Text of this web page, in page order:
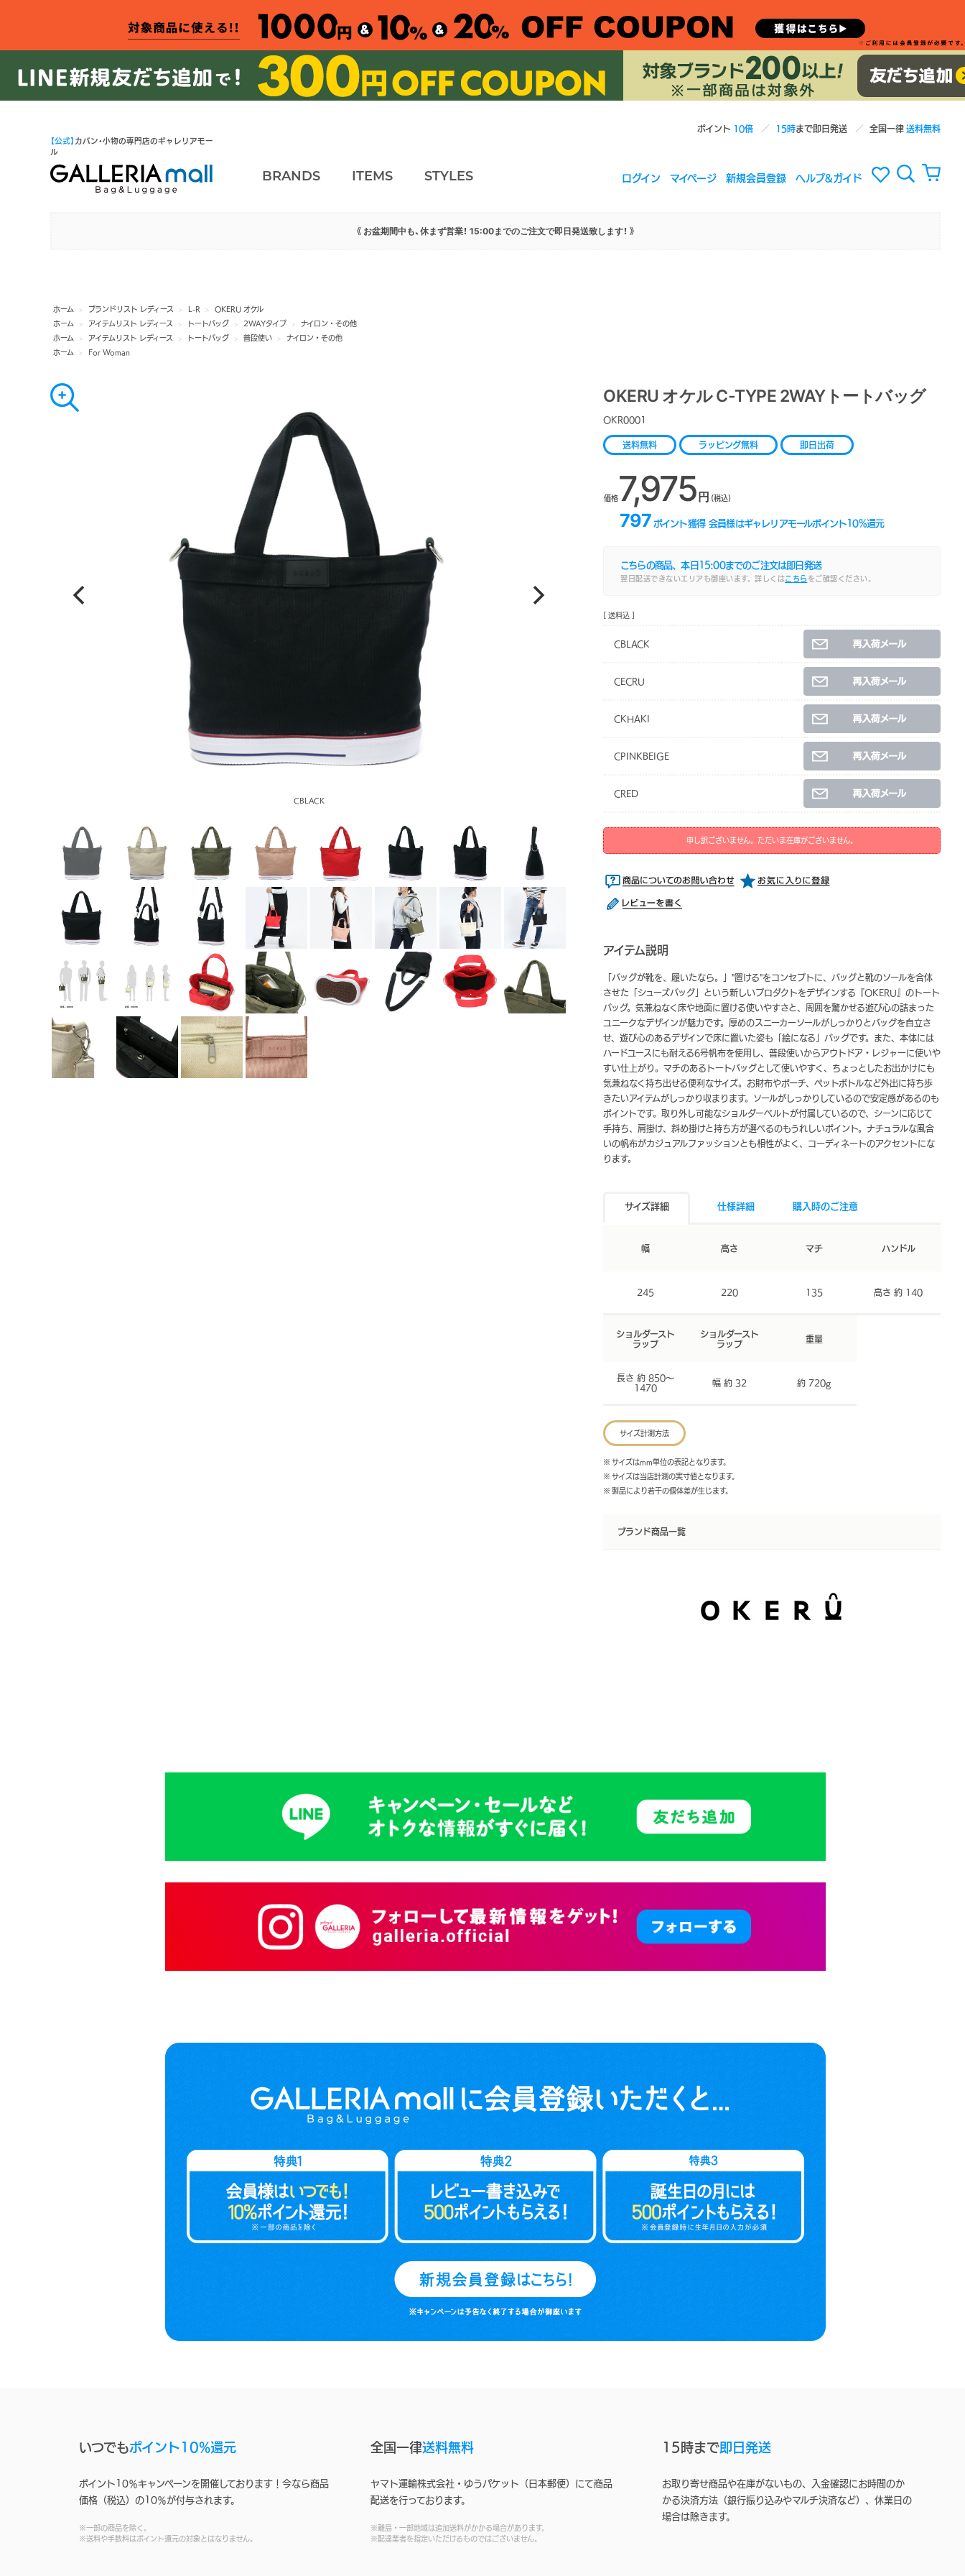
ポイント 10倍 15時まで即日発送 全国一律送料無料
【公式】 カバン・小物の専門店のギャレリアモー
ル
BRANDS ITEMS STYLES ログイン マイページ 新規会員登録 ヘルプ&ガイド
《 お盆期間中も、休まず営業！ 15:00までのご注文で即日発送致します！ 》
ホーム > ブランドリスト レディース > L-R >
OKERU オケル
ホーム
> アイテムリスト レディース > トートバッグ > 2WAYタイプ >
ナイロン・その他
ホーム
> アイテムリスト レディース > トートバッグ > 普段使い >
ナイロン・その他
ホーム
> For Woman
OKERU オケル C-TYPE 2WAYトートバッグ
OKR0001
送料無料 ラッピング無料 即日出荷
価格 7,975円 (税込)
797 ポイント獲得 会員様はギャレリアモールポイント 10%還元
こちらの商品、本日 15:00までのご注文は即日発送
翌日配送できないエリアも御座います。詳しくはこちら をご確認ください。
[ 送料込 ]
CBLACK
CECRU
CKHAKI
CPINKBEIGE
CRED
申し訳ございません。ただいま在庫がございません。
アイテム説明
「バッグが靴を、履いたなら。」"置ける"をコンセプトに、バッグと靴のソールを合体
させた「シューズバッグ」という新しいプロダクトをデザインする『OKERU』のトート
バッグ。気兼ねなく床や地面に置ける使いやすさと、周囲を驚かせる遊び心の詰まった
ユニークなデザインが魅力です。厚めのスニーカーソールがしっかりとバッグを自立さ
せ、遊び心のあるデザインで床に置いた姿も「絵になる」バッグです。また、本体には
ハードユースにも耐える6号帆布を使用し、普段使いからアウトドア・レジャーに使いや
すい仕上がり。マチのあるトートバッグとして使いやすく、ちょっとしたお出かけにも
気兼ねなく持ち出せる便利なサイズ。お財布やポーチ、ペットボトルなど外出に持ち歩
きたいアイテムがしっかり収まります。ソールがしっかりしているので安定感があるのも
ポイントです。取り外し可能なショルダーベルトが付属しているので、シーンに応じて
手持ち、肩掛け、斜め掛けと持ち方が選べるのもうれしいポイント。ナチュラルな風合
いの帆布がカジュアルファッションとも相性がよく、コーディネートのアクセントにな
ります。
サイズ詳細 仕様詳細 購入時のご注意
幅
245
高さ
220
マチ
135
ハンドル
高さ 約 140
ショルダースト
ラップ
長さ 約 850～
1470
ショルダースト
ラップ
幅 約 32
重量
約 720g
サイズ計測方法
※ サイズはmm単位の表記となります。
※ サイズは当店計測の実寸値となります。
※ 製品により若干の個体差が生じます。
ブランド商品一覧
CBLACK
いつでもポイント10%還元
ポイント10％キャンペーンを開催しております！今なら商品
価格（税込）の10％が付与されます。
※一部の商品を除く。
※送料や手数料はポイント還元の対象とはなりません。
全国一律送料無料
ヤマト運輸株式会社・ゆうパケット（日本郵便）にて商品
配送を行っております。
※離島・一部地域は追加送料がかかる場合があります。
※配達業者を指定いただけるものではございません。
15時まで即日発送
お取り寄せ商品や在庫がないもの、入金確認にお時間のか
かる決済方法（銀行振り込みやマルチ決済など）、休業日の
場合は除きます。